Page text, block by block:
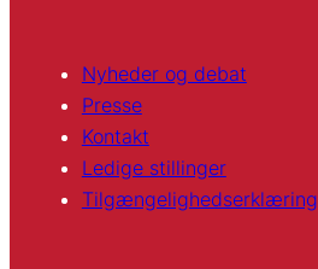
Nyheder og debat
Presse
Kontakt
Ledige stillinger
Tilgængelighedserklæring